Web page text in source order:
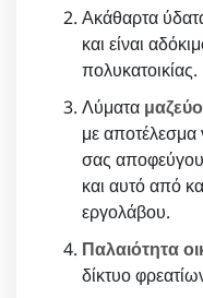
Ακάθαρτα
και είναι
πολυκατοικίας.
Λύματα
με αποτέλεσμα
σας
και αυτό από
εργολάβου.
Παλαιότητα
δίκτυο